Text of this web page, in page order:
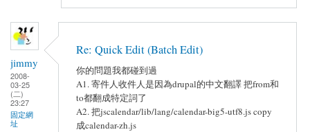
jimmy
2008-
03-25
(二)
23:27
固定網
址
Re: Quick Edit (Batch Edit)
你的問題我都碰到過
A1. 寄件人收件人是因為drupal的中文翻譯 把from和
to都翻成特定詞了
A2. 把jscalendar/lib/lang/calendar-big5-utf8.js copy
成calendar-zh.js